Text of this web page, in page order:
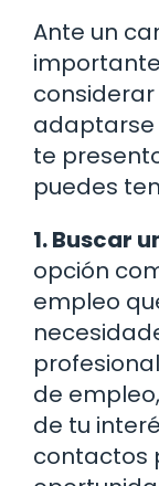
Ante un
adaptarse
te
puedes
1. Buscar
opción
empleo
de
de tu
contactos